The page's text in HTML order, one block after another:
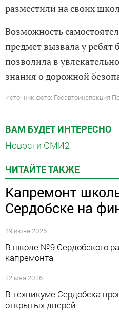
разместили на своих
Возможность
предмет вызвала у ребят
позволила в
знания о дорожной
Источник фото: Госавтоинспекция
ВАМ БУДЕТ ИНТЕРЕСНО
Новости СМИ2
ЧИТАЙТЕ ТАКЖЕ
Капремонт
Сердобске на
19 июня 2026
В школе №9 Сердобского
капремонта
22 мая 2026
В техникуме Сердобска
открытых дверей